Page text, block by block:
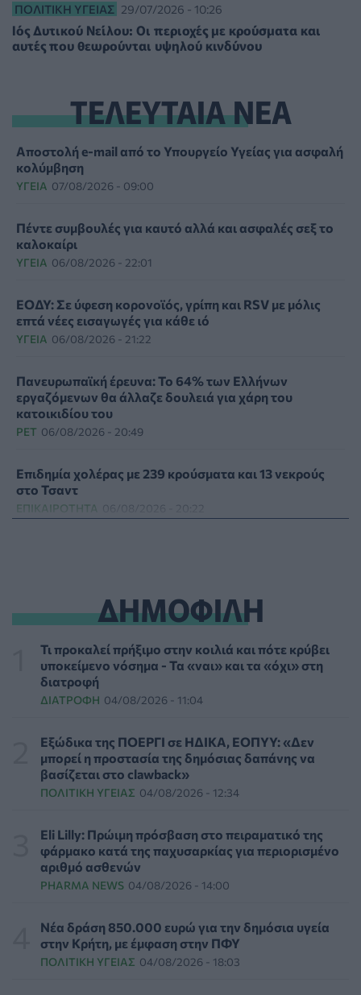
ΠΟΛΙΤΙΚΉ ΥΓΕΊΑΣ 29/07/2026 - 10:26
Ιός Δυτικού Νείλου: Οι περιοχές με κρούσματα και
αυτές που θεωρούνται υψηλού κινδύνου
ΤΕΛΕΥΤΑΙΑ ΝΕΑ
Αποστολή e-mail από το Υπουργείο Υγείας για ασφαλή
κολύμβηση
ΥΓΕΊΑ 07/08/2026 - 09:00
Πέντε συμβουλές για καυτό αλλά και ασφαλές σεξ το
καλοκαίρι
ΥΓΕΊΑ 06/08/2026 - 22:01
ΕΟΔΥ: Σε ύφεση κορονοϊός, γρίπη και RSV με μόλις
επτά νέες εισαγωγές για κάθε ιό
ΥΓΕΊΑ 06/08/2026 - 21:22
Πανευρωπαϊκή έρευνα: Το 64% των Ελλήνων
εργαζόμενων θα άλλαζε δουλειά για χάρη του
κατοικιδίου του
PET 06/08/2026 - 20:49
Επιδημία χολέρας με 239 κρούσματα και 13 νεκρούς
στο Τσαντ
ΕΠΙΚΑΙΡΌΤΗΤΑ 06/08/2026 - 20:22
ΗΠΑ: Επιτροπή της Γερουσίας προτείνει άσκηση
διώξεων σε βάρος του Άντονι Φάουτσι
ΕΠΙΚΑΙΡΌΤΗΤΑ 06/08/2026 - 18:38
Διαβητική αμφιβληστροειδοπάθεια: «Σιωπηλός»
HEALTH TALK 06/08/2026 - 17:34
Γιατί οι γιατροί διστάζουν να γράψουν ορμονική
θεραπεία για την εμμηνόπαυση
Γιαννάκος: Πρωτοφανής πίεση στο Νοσοκομείο
Ζακύνθου - Καταγγέλθηκαν οκτώ βιασμοί γυναικών
ΠΟΛΙΤΙΚΉ ΥΓΕΊΑΣ 06/08/2026 - 16:34
Έκτακτα μέτρα και στην Καστοριά κατά της διασποράς
της ευλογιάς των προβάτων
ΕΠΙΚΑΙΡΌΤΗΤΑ 06/08/2026 - 16:16
ΔΗΜΟΦΙΛΗ
Τι προκαλεί πρήξιμο στην κοιλιά και πότε κρύβει
υποκείμενο νόσημα - Τα «ναι» και τα «όχι» στη
διατροφή
ΔΙΑΤΡΟΦΉ 04/08/2026 - 11:04
Εξώδικα της ΠΟΕΡΓΙ σε ΗΔΙΚΑ, ΕΟΠΥΥ: «Δεν
μπορεί η προστασία της δημόσιας δαπάνης να
βασίζεται στο clawback»
ΠΟΛΙΤΙΚΉ ΥΓΕΊΑΣ 04/08/2026 - 12:34
Eli Lilly: Πρώιμη πρόσβαση στο πειραματικό της
φάρμακο κατά της παχυσαρκίας για περιορισμένο
αριθμό ασθενών
PHARMA NEWS 04/08/2026 - 14:00
Νέα δράση 850.000 ευρώ για την δημόσια υγεία
στην Κρήτη, με έμφαση στην ΠΦΥ
ΠΟΛΙΤΙΚΉ ΥΓΕΊΑΣ 04/08/2026 - 18:03